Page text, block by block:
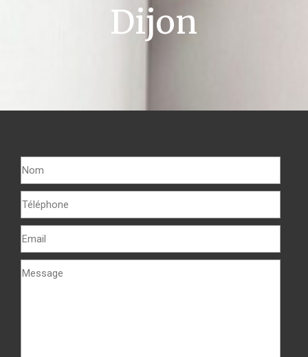
Dijon